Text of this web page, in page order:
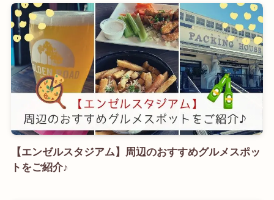
【エンゼルスタジアム】周辺のおすすめグルメスポッ
トをご紹介♪